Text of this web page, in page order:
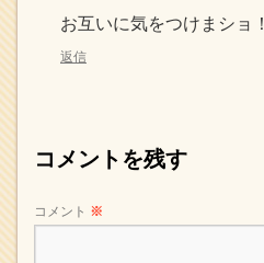
お互いに気をつけまショ！
返信
コメントを残す
コメント ※